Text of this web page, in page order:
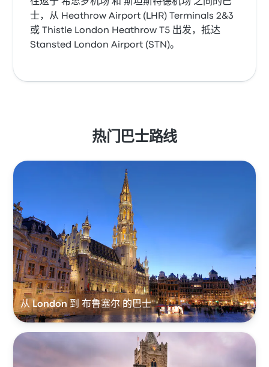
往返于 希思罗机场 和 斯坦斯特德机场 之间的巴
士，从 Heathrow Airport (LHR) Terminals 2&3
或 Thistle London Heathrow T5 出发，抵达
Stansted London Airport (STN)。
热门巴士路线
从 London 到 布鲁塞尔 的巴士